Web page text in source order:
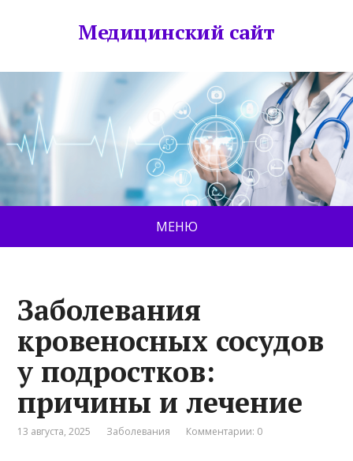
Медицинский сайт
МЕНЮ
Заболевания
кровеносных сосудов
у подростков:
причины и лечение
13 августа, 2025 Заболевания Комментарии: 0